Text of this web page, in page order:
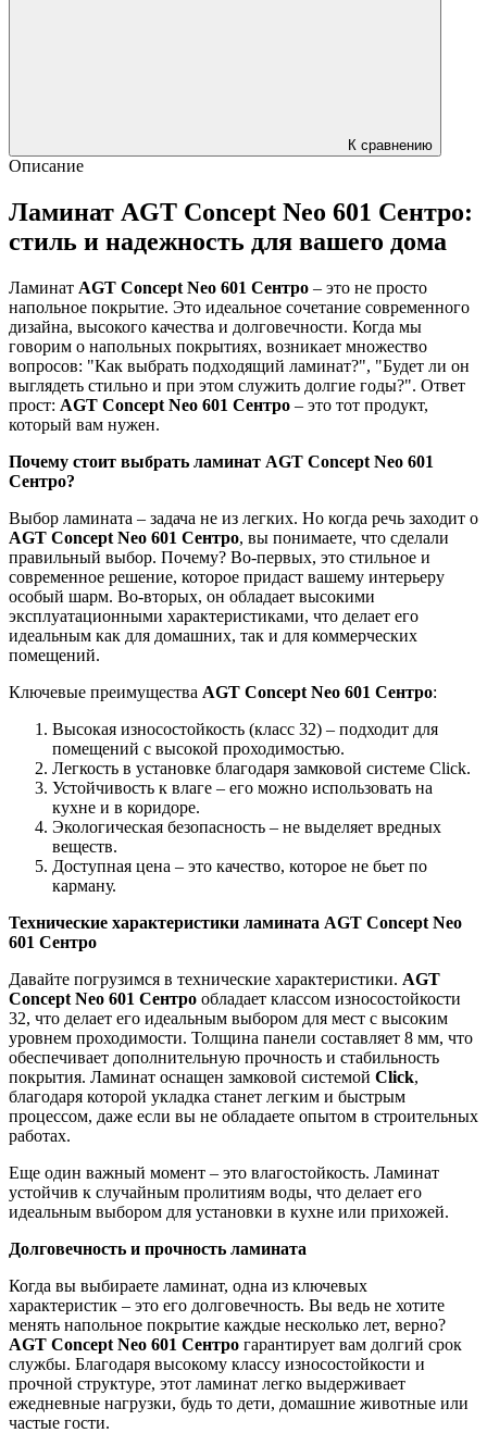
К сравнению
Описание
Ламинат AGT Concept Neo 601 Сентро:
стиль и надежность для вашего дома
Ламинат AGT Concept Neo 601 Сентро – это не просто
напольное покрытие. Это идеальное сочетание современного
дизайна, высокого качества и долговечности. Когда мы
говорим о напольных покрытиях, возникает множество
вопросов: "Как выбрать подходящий ламинат?", "Будет ли он
выглядеть стильно и при этом служить долгие годы?". Ответ
прост: AGT Concept Neo 601 Сентро – это тот продукт,
который вам нужен.
Почему стоит выбрать ламинат AGT Concept Neo 601
Сентро?
Выбор ламината – задача не из легких. Но когда речь заходит о
AGT Concept Neo 601 Сентро, вы понимаете, что сделали
правильный выбор. Почему? Во-первых, это стильное и
современное решение, которое придаст вашему интерьеру
особый шарм. Во-вторых, он обладает высокими
эксплуатационными характеристиками, что делает его
идеальным как для домашних, так и для коммерческих
помещений.
Ключевые преимущества AGT Concept Neo 601 Сентро:
Высокая износостойкость (класс 32) – подходит для
помещений с высокой проходимостью.
Легкость в установке благодаря замковой системе Click.
Устойчивость к влаге – его можно использовать на
кухне и в коридоре.
Экологическая безопасность – не выделяет вредных
веществ.
Доступная цена – это качество, которое не бьет по
карману.
Технические характеристики ламината AGT Concept Neo
601 Сентро
Давайте погрузимся в технические характеристики. AGT
Concept Neo 601 Сентро обладает классом износостойкости
32, что делает его идеальным выбором для мест с высоким
уровнем проходимости. Толщина панели составляет 8 мм, что
обеспечивает дополнительную прочность и стабильность
покрытия. Ламинат оснащен замковой системой Click,
благодаря которой укладка станет легким и быстрым
процессом, даже если вы не обладаете опытом в строительных
работах.
Еще один важный момент – это влагостойкость. Ламинат
устойчив к случайным пролитиям воды, что делает его
идеальным выбором для установки в кухне или прихожей.
Долговечность и прочность ламината
Когда вы выбираете ламинат, одна из ключевых
характеристик – это его долговечность. Вы ведь не хотите
менять напольное покрытие каждые несколько лет, верно?
AGT Concept Neo 601 Сентро гарантирует вам долгий срок
службы. Благодаря высокому классу износостойкости и
прочной структуре, этот ламинат легко выдерживает
ежедневные нагрузки, будь то дети, домашние животные или
частые гости.